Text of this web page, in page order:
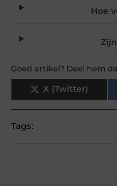
Hoe
Goed artikel? Deel hem
X (Twitter)
Tags: